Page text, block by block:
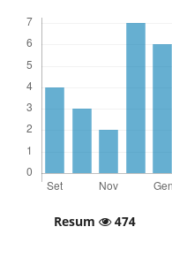
Resum 474